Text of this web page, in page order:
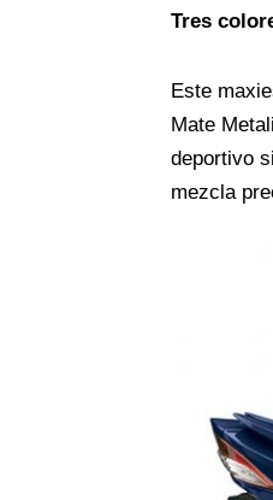
Tres
Este
Mate
deportivo
mezcla